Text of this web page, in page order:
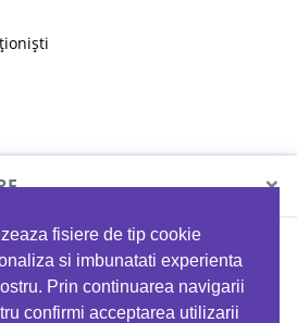
fisiere de tip cookie
si imbunatati experienta
Prin continuarea navigarii
confirmi acceptarea utilizarii
×